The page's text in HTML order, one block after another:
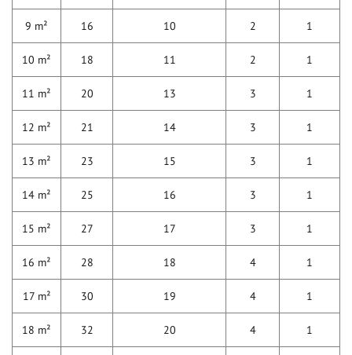
9 m² 16 10 2 1
10 m² 18 11 2 1
11 m² 20 13 3 1
12 m² 21 14 3 1
13 m² 23 15 3 1
14 m² 25 16 3 1
15 m² 27 17 3 1
16 m² 28 18 4 1
17 m² 30 19 4 1
18 m² 32 20 4 1